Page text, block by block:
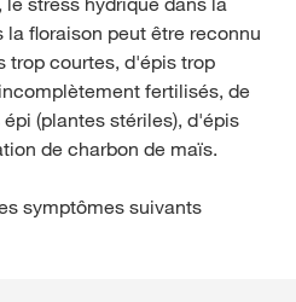
floraison peut être reconnu
trop courtes, d'épis trop
fertilisés, de
(plantes stériles), d'épis
de charbon de maïs.
symptômes suivants